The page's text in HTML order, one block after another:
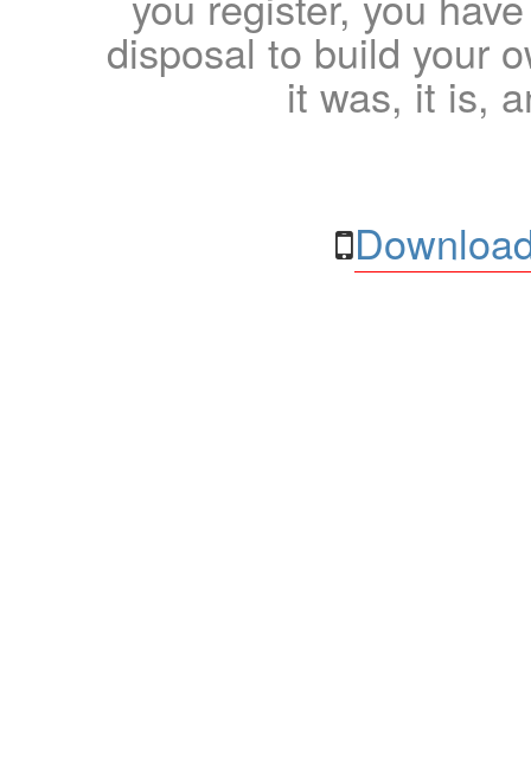
disposal to build your
it was, it is,